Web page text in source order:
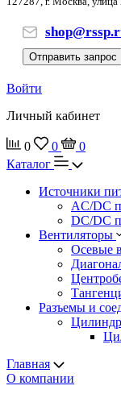
Отправить запрос
Войти
Личный кабинет
0 0
0
Каталог
Источники
AC/DC
DC/DC
Вентиляторы
Осевые
Разъемы и
Главная
О компании